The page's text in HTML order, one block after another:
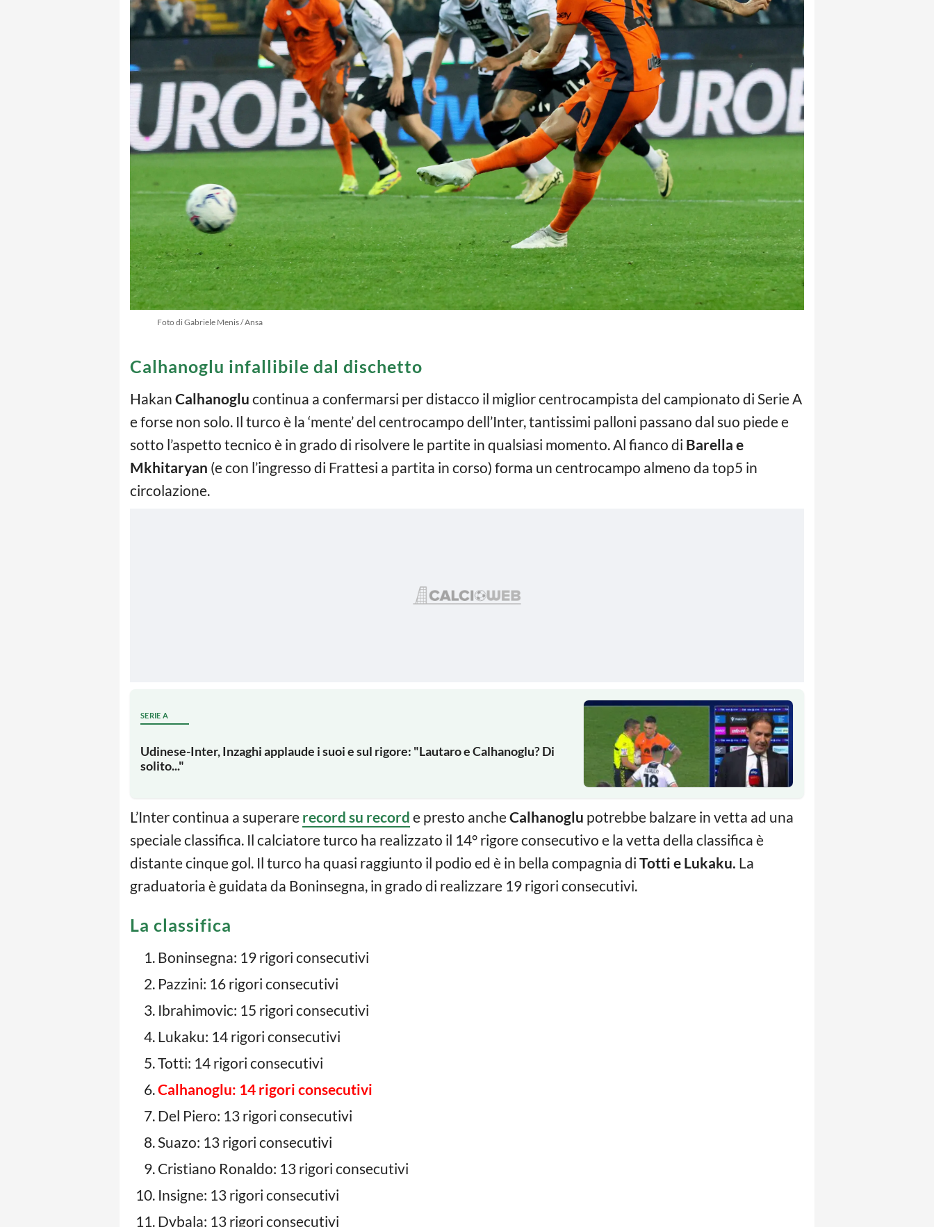
Foto di Gabriele Menis / Ansa
Calhanoglu infallibile dal dischetto
Hakan Calhanoglu continua a confermarsi per distacco il miglior centrocampista del campionato di Serie A
e forse non solo. Il turco è la ‘mente’ del centrocampo dell’Inter, tantissimi palloni passano dal suo piede e
sotto l’aspetto tecnico è in grado di risolvere le partite in qualsiasi momento. Al fianco di Barella e
Mkhitaryan (e con l’ingresso di Frattesi a partita in corso) forma un centrocampo almeno da top5 in
circolazione.
SERIE A
Udinese-Inter, Inzaghi applaude i suoi e sul rigore: "Lautaro e Calhanoglu? Di
solito..."
L’Inter continua a superare record su record e presto ancheCalhanoglu potrebbe balzare in vetta ad una
speciale classifica. Il calciatore turco ha realizzato il 14° rigore consecutivo e la vetta della classifica è
distante cinque gol. Il turco ha quasi raggiunto il podio ed è in bella compagnia di Totti e Lukaku. La
graduatoria è guidata da Boninsegna, in grado di realizzare 19 rigori consecutivi.
La classifica
Boninsegna: 19 rigori consecutivi
Pazzini: 16 rigori consecutivi
Ibrahimovic: 15 rigori consecutivi
Lukaku: 14 rigori consecutivi
Totti: 14 rigori consecutivi
Calhanoglu: 14 rigori consecutivi
Del Piero: 13 rigori consecutivi
Suazo: 13 rigori consecutivi
Cristiano Ronaldo: 13 rigori consecutivi
Insigne: 13 rigori consecutivi
Dybala: 13 rigori consecutivi